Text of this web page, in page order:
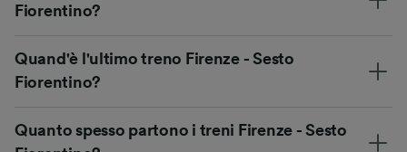
Fiorentino?
Quand'è l'ultimo treno Firenze - Sesto
Fiorentino?
Quanto spesso partono i treni Firenze - Sesto